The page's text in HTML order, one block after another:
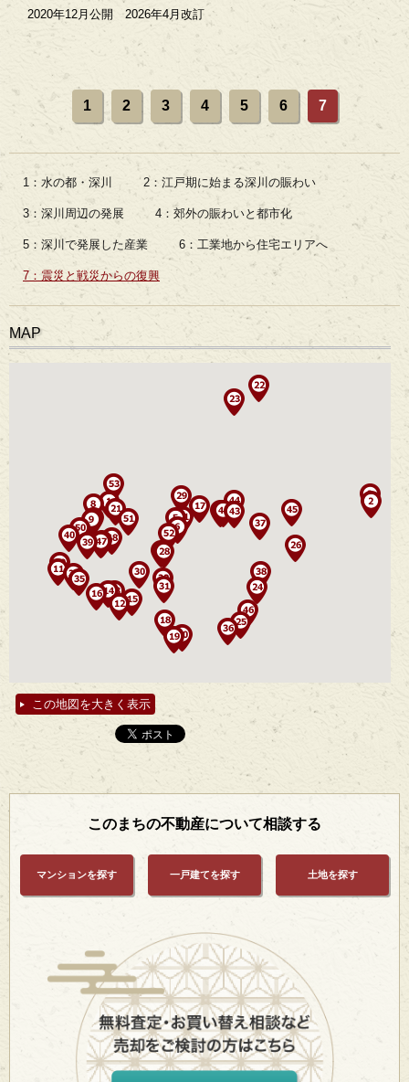
2020年12月公開 2026年4月改訂
1 2 3 4 5 6 7
1：水の都・深川 2：江戸期に始まる深川の賑わい
3：深川周辺の発展 4：郊外の賑わいと都市化
5：深川で発展した産業 6：工業地から住宅エリアへ
7：震災と戦災からの復興
MAP
この地図を大きく表示
このまちの不動産について相談する
マンションを探す 一戸建てを探す 土地を探す